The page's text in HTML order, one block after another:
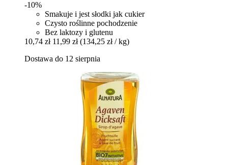
-10%
Smakuje i jest słodki jak cukier
Czysto roślinne pochodzenie
Bez laktozy i glutenu
10,74 zł 11,99 zł (134,25 zł / kg)
Dostawa do 12 sierpnia